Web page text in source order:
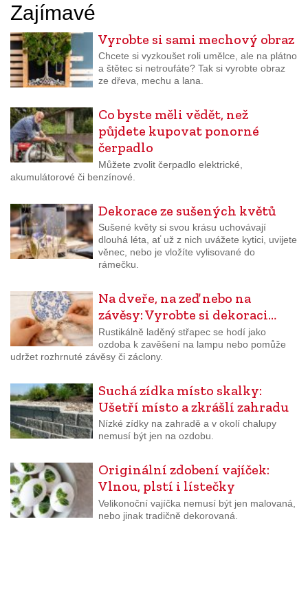
Zajímavé
Vyrobte si sami mechový obraz
Chcete si vyzkoušet roli umělce, ale na plátno
a štětec si netroufáte? Tak si vyrobte obraz
ze dřeva, mechu a lana.
Co byste měli vědět, než
půjdete kupovat ponorné
čerpadlo
Můžete zvolit čerpadlo elektrické,
akumulátorové či benzínové.
Dekorace ze sušených květů
Sušené květy si svou krásu uchovávají
dlouhá léta, ať už z nich uvážete kytici, uvijete
věnec, nebo je vložíte vylisované do
rámečku.
Na dveře, na zeď nebo na
závěsy: Vyrobte si dekoraci…
Rustikálně laděný střapec se hodí jako
ozdoba k zavěšení na lampu nebo pomůže
udržet rozhrnuté závěsy či záclony.
Suchá zídka místo skalky:
Ušetří místo a zkrášlí zahradu
Nízké zídky na zahradě a v okolí chalupy
nemusí být jen na ozdobu.
Originální zdobení vajíček:
Vlnou, plstí i lístečky
Velikonoční vajíčka nemusí být jen malovaná,
nebo jinak tradičně dekorovaná.